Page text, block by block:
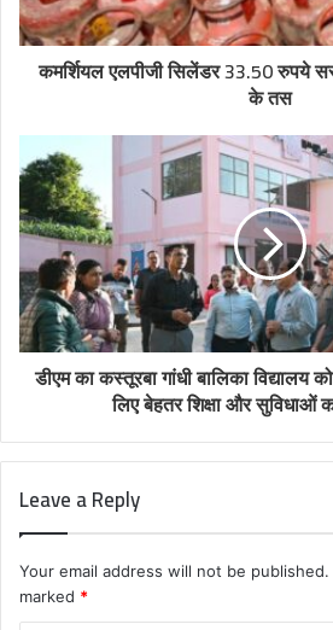
कमर्शियल एलपीजी सिलेंडर 33.50 रुपये
के तस
डीएम का कस्तूरबा गांधी बालिका विद्यालय
लिए बेहतर शिक्षा और सुविधाओं
Leave a Reply
Your email address will not be published.
marked *